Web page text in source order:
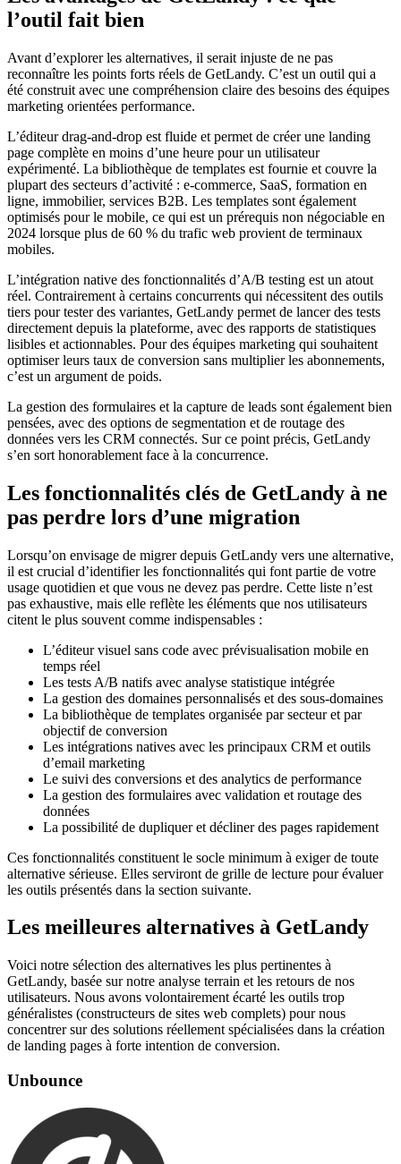
l’outil fait bien
Avant d’explorer les alternatives, il serait injuste de ne pas
reconnaître les points forts réels de GetLandy. C’est un outil qui a
été construit avec une compréhension claire des besoins des équipes
marketing orientées performance.
L’éditeur drag-and-drop est fluide et permet de créer une landing
page complète en moins d’une heure pour un utilisateur
expérimenté. La bibliothèque de templates est fournie et couvre la
plupart des secteurs d’activité : e-commerce, SaaS, formation en
ligne, immobilier, services B2B. Les templates sont également
optimisés pour le mobile, ce qui est un prérequis non négociable en
2024 lorsque plus de 60 % du trafic web provient de terminaux
mobiles.
L’intégration native des fonctionnalités d’A/B testing est un atout
réel. Contrairement à certains concurrents qui nécessitent des outils
tiers pour tester des variantes, GetLandy permet de lancer des tests
directement depuis la plateforme, avec des rapports de statistiques
lisibles et actionnables. Pour des équipes marketing qui souhaitent
optimiser leurs taux de conversion sans multiplier les abonnements,
c’est un argument de poids.
La gestion des formulaires et la capture de leads sont également bien
pensées, avec des options de segmentation et de routage des
données vers les CRM connectés. Sur ce point précis, GetLandy
s’en sort honorablement face à la concurrence.
Les fonctionnalités clés de GetLandy à ne
pas perdre lors d’une migration
Lorsqu’on envisage de migrer depuis GetLandy vers une alternative,
il est crucial d’identifier les fonctionnalités qui font partie de votre
usage quotidien et que vous ne devez pas perdre. Cette liste n’est
pas exhaustive, mais elle reflète les éléments que nos utilisateurs
citent le plus souvent comme indispensables :
L’éditeur visuel sans code avec prévisualisation mobile en
temps réel
Les tests A/B natifs avec analyse statistique intégrée
La gestion des domaines personnalisés et des sous-domaines
La bibliothèque de templates organisée par secteur et par
objectif de conversion
Les intégrations natives avec les principaux CRM et outils
d’email marketing
Le suivi des conversions et des analytics de performance
La gestion des formulaires avec validation et routage des
données
La possibilité de dupliquer et décliner des pages rapidement
Ces fonctionnalités constituent le socle minimum à exiger de toute
alternative sérieuse. Elles serviront de grille de lecture pour évaluer
les outils présentés dans la section suivante.
Les meilleures alternatives à GetLandy
Voici notre sélection des alternatives les plus pertinentes à
GetLandy, basée sur notre analyse terrain et les retours de nos
utilisateurs. Nous avons volontairement écarté les outils trop
généralistes (constructeurs de sites web complets) pour nous
concentrer sur des solutions réellement spécialisées dans la création
de landing pages à forte intention de conversion.
Unbounce